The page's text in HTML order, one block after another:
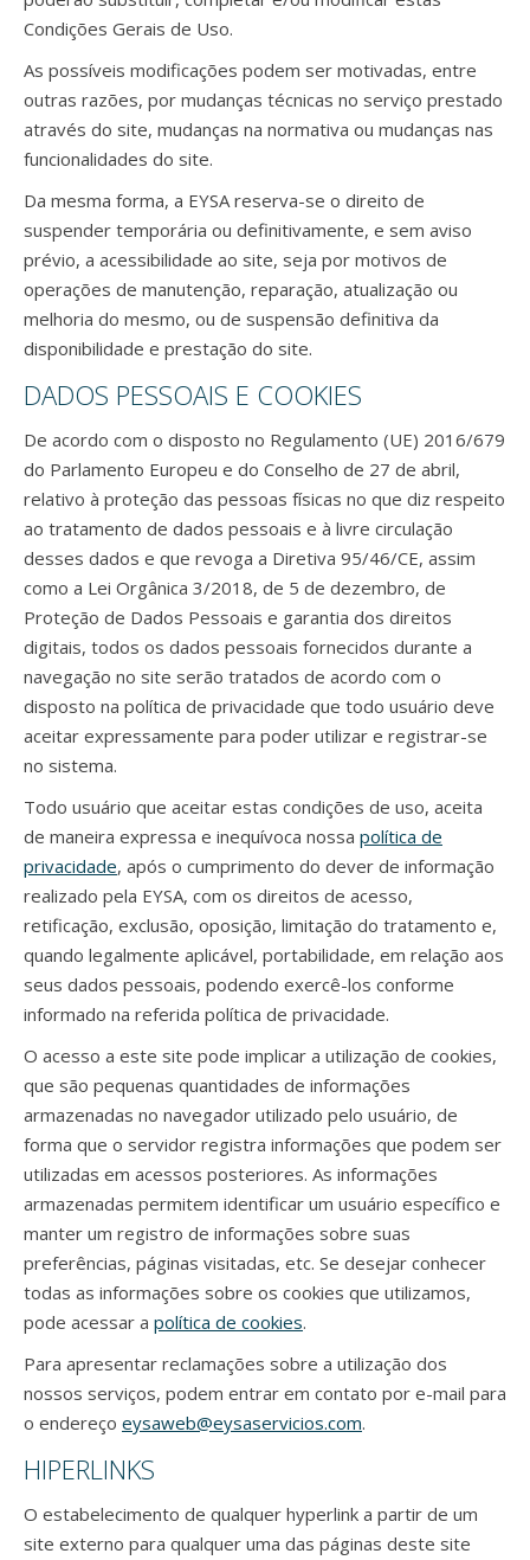
Condições Gerais de Uso.
As possíveis modificações podem ser motivadas, entre
outras razões, por mudanças técnicas no serviço prestado
através do site, mudanças na normativa ou mudanças nas
funcionalidades do site.
Da mesma forma, a EYSA reserva-se o direito de
suspender temporária ou definitivamente, e sem aviso
prévio, a acessibilidade ao site, seja por motivos de
operações de manutenção, reparação, atualização ou
melhoria do mesmo, ou de suspensão definitiva da
disponibilidade e prestação do site.
DADOS PESSOAIS E COOKIES
De acordo com o disposto no Regulamento (UE) 2016/679
do Parlamento Europeu e do Conselho de 27 de abril,
relativo à proteção das pessoas físicas no que diz respeito
ao tratamento de dados pessoais e à livre circulação
desses dados e que revoga a Diretiva 95/46/CE, assim
como a Lei Orgânica 3/2018, de 5 de dezembro, de
Proteção de Dados Pessoais e garantia dos direitos
digitais, todos os dados pessoais fornecidos durante a
navegação no site serão tratados de acordo com o
disposto na política de privacidade que todo usuário deve
aceitar expressamente para poder utilizar e registrar-se
no sistema.
Todo usuário que aceitar estas condições de uso, aceita
de maneira expressa e inequívoca nossa política de
privacidade, após o cumprimento do dever de informação
realizado pela EYSA, com os direitos de acesso,
retificação, exclusão, oposição, limitação do tratamento e,
quando legalmente aplicável, portabilidade, em relação aos
seus dados pessoais, podendo exercê-los conforme
informado na referida política de privacidade.
O acesso a este site pode implicar a utilização de cookies,
que são pequenas quantidades de informações
armazenadas no navegador utilizado pelo usuário, de
forma que o servidor registra informações que podem ser
utilizadas em acessos posteriores. As informações
armazenadas permitem identificar um usuário específico e
manter um registro de informações sobre suas
preferências, páginas visitadas, etc. Se desejar conhecer
todas as informações sobre os cookies que utilizamos,
pode acessar a política de cookies.
Para apresentar reclamações sobre a utilização dos
nossos serviços, podem entrar em contato por e-mail para
o endereço eysaweb@eysaservicios.com.
HIPERLINKS
O estabelecimento de qualquer hyperlink a partir de um
site externo para qualquer uma das páginas deste site